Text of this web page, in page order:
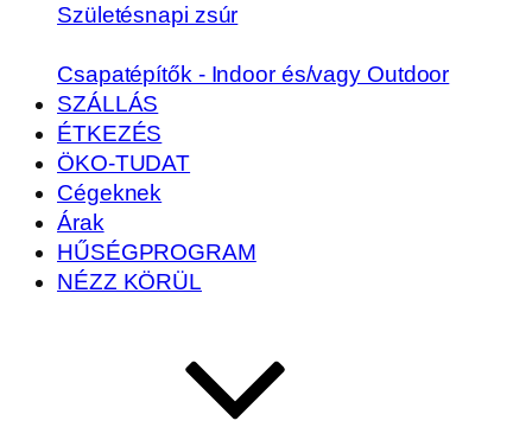
Születésnapi zsúr
Csapatépítők - Indoor és/vagy Outdoor
SZÁLLÁS
ÉTKEZÉS
ÖKO-TUDAT
Cégeknek
Árak
HŰSÉGPROGRAM
NÉZZ KÖRÜL